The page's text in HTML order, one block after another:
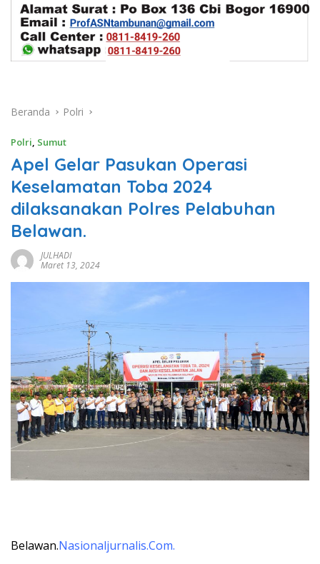
Beranda Polri
Polri, Sumut
Apel Gelar Pasukan Operasi
Keselamatan Toba 2024
dilaksanakan Polres Pelabuhan
Belawan.
JULHADI
Maret 13, 2024
Belawan.Nasionaljurnalis.Com.